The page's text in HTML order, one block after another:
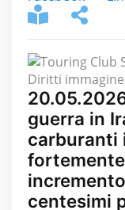
Diritti
guerra in
carburanti
centesimi